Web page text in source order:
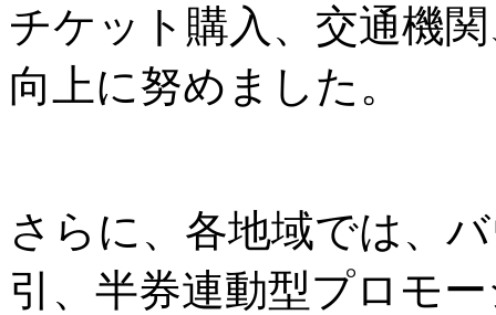
チケット購入、交通機
向上に努めました。
さらに、各地域では、
引、半券連動型プロモ